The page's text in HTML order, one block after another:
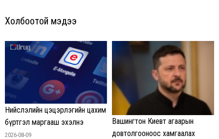
Холбоотой мэдээ
Нийслэлийн цэцэрлэгийн цахим
бүртгэл маргааш эхэлнэ
2026-08-09
Вашингтон Киевт агаарын
довтолгооноос хамгаалах